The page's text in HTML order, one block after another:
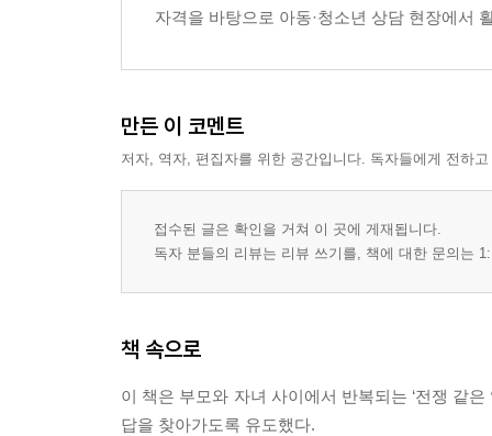
자격을 바탕으로 아동·청소년 상담 현장에서
만든 이 코멘트
저자, 역자, 편집자를 위한 공간입니다. 독자들에게 전하
접수된 글은 확인을 거쳐 이 곳에 게재됩니다.
독자 분들의 리뷰는 리뷰 쓰기를, 책에 대한 문의는
책 속으로
이 책은 부모와 자녀 사이에서 반복되는 ‘전쟁 같
답을 찾아가도록 유도했다.